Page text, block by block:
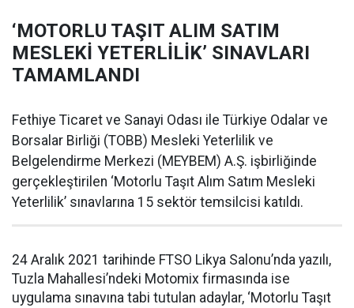
‘MOTORLU TAŞIT ALIM SATIM
MESLEKİ YETERLİLİK’ SINAVLARI
TAMAMLANDI
Fethiye Ticaret ve Sanayi Odası ile Türkiye Odalar ve
Borsalar Birliği (TOBB) Mesleki Yeterlilik ve
Belgelendirme Merkezi (MEYBEM) A.Ş. işbirliğinde
gerçekleştirilen ‘Motorlu Taşıt Alım Satım Mesleki
Yeterlilik’ sınavlarına 15 sektör temsilcisi katıldı.
24 Aralık 2021 tarihinde FTSO Likya Salonu’nda yazılı,
Tuzla Mahallesi’ndeki Motomix firmasında ise
uygulama sınavına tabi tutulan adaylar, ‘Motorlu Taşıt